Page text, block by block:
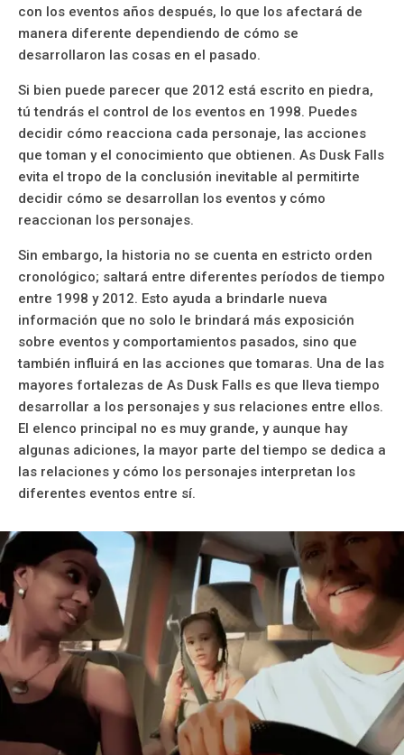
con los eventos años después, lo que los afectará de
manera diferente dependiendo de cómo se
desarrollaron las cosas en el pasado.
Si bien puede parecer que 2012 está escrito en piedra,
tú tendrás el control de los eventos en 1998. Puedes
decidir cómo reacciona cada personaje, las acciones
que toman y el conocimiento que obtienen. As Dusk Falls
evita el tropo de la conclusión inevitable al permitirte
decidir cómo se desarrollan los eventos y cómo
reaccionan los personajes.
Sin embargo, la historia no se cuenta en estricto orden
cronológico; saltará entre diferentes períodos de tiempo
entre 1998 y 2012. Esto ayuda a brindarle nueva
información que no solo le brindará más exposición
sobre eventos y comportamientos pasados, sino que
también influirá en las acciones que tomaras. Una de las
mayores fortalezas de As Dusk Falls es que lleva tiempo
desarrollar a los personajes y sus relaciones entre ellos.
El elenco principal no es muy grande, y aunque hay
algunas adiciones, la mayor parte del tiempo se dedica a
las relaciones y cómo los personajes interpretan los
diferentes eventos entre sí.